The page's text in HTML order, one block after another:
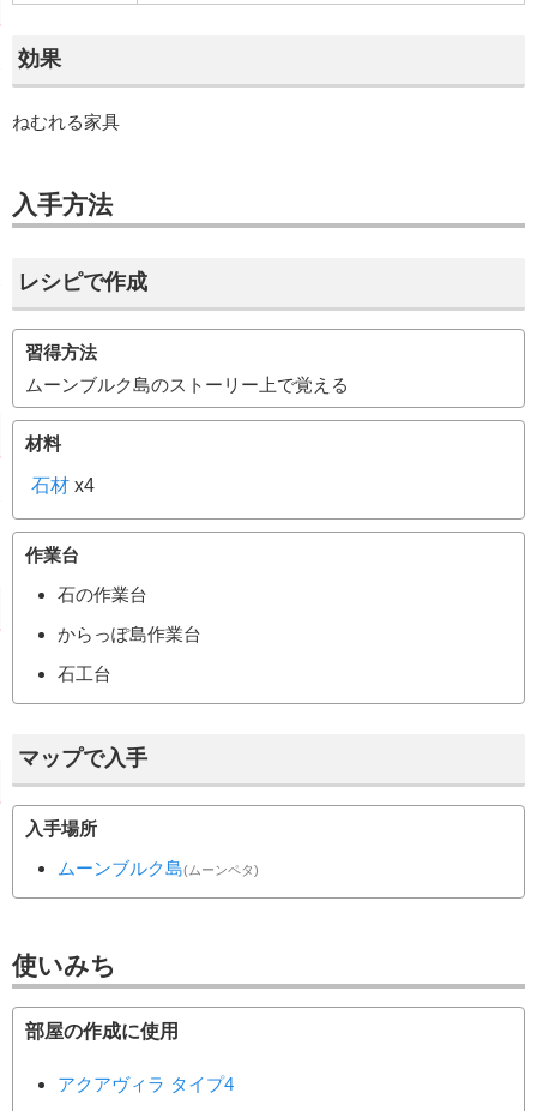
効果
ねむれる家具
入手方法
レシピで作成
習得方法
ムーンブルク島のストーリー上で覚える
材料
石材 x4
作業台
石の作業台
からっぽ島作業台
石工台
マップで入手
入手場所
ムーンブルク島(ムーンペタ)
使いみち
部屋の作成に使用
アクアヴィラ タイプ4